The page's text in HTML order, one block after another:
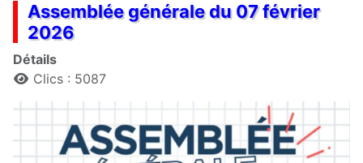
Assemblée générale du 07 février
2026
Détails
Clics : 5087